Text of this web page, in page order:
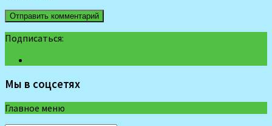
Подписаться:
Мы в соцсетях
Главное меню